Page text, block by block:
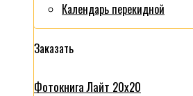
Заказать
Фотокнига Лайт 20x20
Календарь перекидной